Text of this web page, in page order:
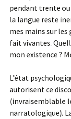
pendant trente ou
la langue reste
mes mains sur les
fait vivantes.
mon existence ?
L’état
autorisent ce
(invraisemblable
narratologique).